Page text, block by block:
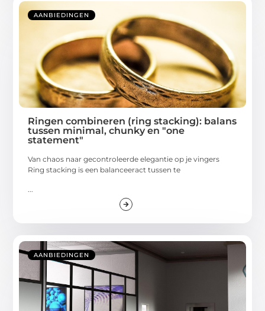
AANBIEDINGEN
Ringen combineren (ring stacking): balans
tussen minimal, chunky en "one
statement"
Van chaos naar gecontroleerde elegantie op je vingers
Ring stacking is een balanceeract tussen te
AANBIEDINGEN